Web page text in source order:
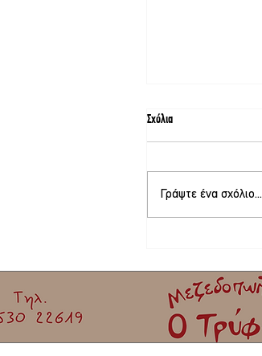
Σχόλια
Γράψτε ένα σχόλιο...